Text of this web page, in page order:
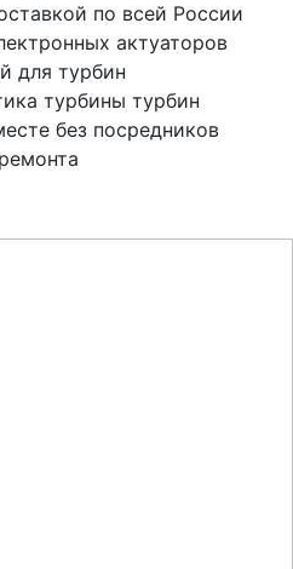
по всей России
актуаторов
для турбин
турбины турбин
без посредников